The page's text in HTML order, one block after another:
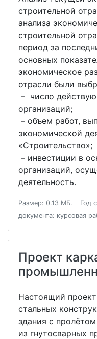
строительной
анализа
строительной
период за
основных
экономическое
отрасли были
– число
организаций;
– объем работ,
экономической
«Строительство»;
– инвестиции в
организаций,
деятельность.
Размер: 0.13 МБ. Год
документа: курсовая
Проект
Настоящий
стальных
здания c
из гнутосварных